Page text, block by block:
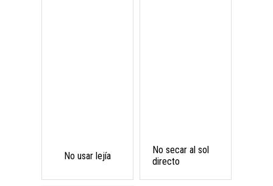
No usar lejía
No secar al sol
directo